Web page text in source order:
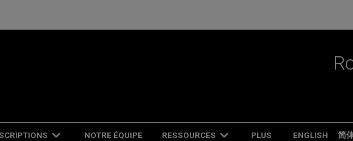
NOTRE ÉQUIPE RESSOURCES PLUS ENGLISH 简